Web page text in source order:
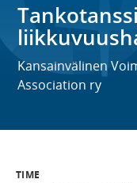
Kansainvälinen
Association ry
TIME